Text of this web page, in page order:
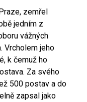
zemřel
jedním z
vážných
Vrcholem jeho
k čemuž ho
Za svého
500 postav a do
zapsal jako